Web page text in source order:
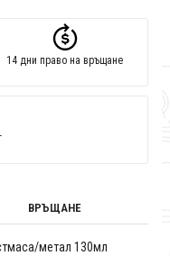
14 дни право на връщане
ВРЪЩАНЕ
метал 130мл